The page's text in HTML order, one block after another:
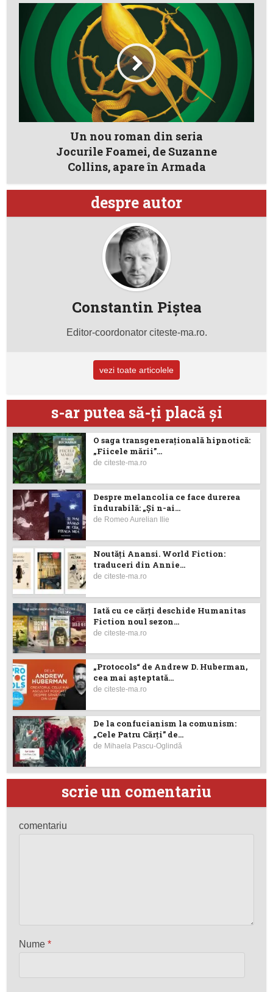
Un nou roman din seria
Jocurile Foamei, de Suzanne
Collins, apare în Armada
despre autor
Constantin Piştea
Editor-coordonator citeste-ma.ro.
vezi toate articolele
s-ar putea să-ţi placă şi
O saga transgenerațională hipnotică:
„Fiicele mării”...
deciteste-ma.ro
Despre melancolia ce face durerea
îndurabilă: „Și n-ai...
de Romeo Aurelian Ilie
Noutăţi Anansi. World Fiction:
traduceri din Annie...
deciteste-ma.ro
Iată cu ce cărţi deschide Humanitas
Fiction noul sezon...
deciteste-ma.ro
„Protocols“ de Andrew D. Huberman,
cea mai așteptată...
deciteste-ma.ro
De la confucianism la comunism:
„Cele Patru Cărți” de...
de Mihaela Pascu-Oglindă
scrie un comentariu
comentariu
Nume*